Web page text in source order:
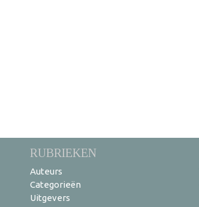
RUBRIEKEN
Auteurs
Categorieën
Uitgevers